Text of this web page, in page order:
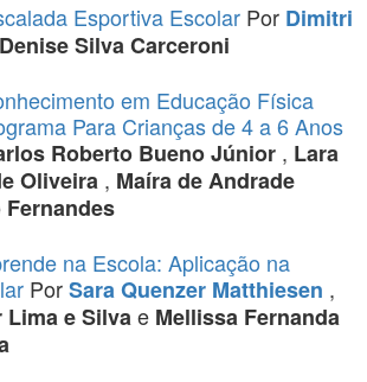
Esportiva Escolar Por Dimitri
Denise Silva Carceroni
em Educação Física
Para Crianças de 4 a 6 Anos
Roberto Bueno Júnior , Lara
Oliveira , Maíra de Andrade
Fernandes
na Escola: Aplicação na
PorSara Quenzer Matthiesen ,
e Silvae Mellissa Fernanda